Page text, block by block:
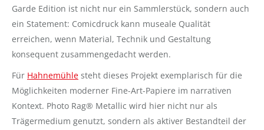
Garde Edition ist nicht nur ein Sammlerstück, sondern auch
ein Statement: Comicdruck kann museale Qualität
erreichen, wenn Material, Technik und Gestaltung
konsequent zusammengedacht werden.
Für Hahnemühle steht dieses Projekt exemplarisch für die
Möglichkeiten moderner Fine-Art-Papiere im narrativen
Kontext. Photo Rag® Metallic wird hier nicht nur als
Trägermedium genutzt, sondern als aktiver Bestandteil der